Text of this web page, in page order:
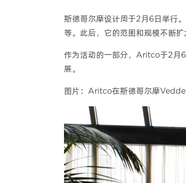
斯德哥尔摩设计周于2月6日举行
等。此后，它的范围和规模不断
作为活动的一部分，Aritco于2月
展。
图片：Aritco在斯德哥尔摩